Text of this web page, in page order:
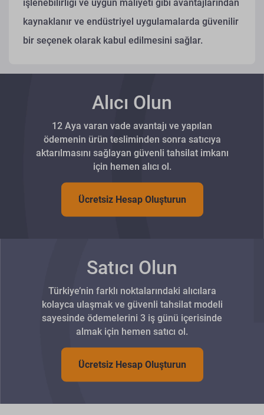
işlenebilirliği ve uygun maliyeti gibi avantajlarından
kaynaklanır ve endüstriyel uygulamalarda güvenilir
bir seçenek olarak kabul edilmesini sağlar.
Alıcı Olun
12 Aya varan vade avantajı ve yapılan
ödemenin ürün tesliminden sonra satıcıya
aktarılmasını sağlayan güvenli tahsilat imkanı
için hemen alıcı ol.
Ücretsiz Hesap Oluşturun
Satıcı Olun
Türkiye’nin farklı noktalarındaki alıcılara
kolayca ulaşmak ve güvenli tahsilat modeli
sayesinde ödemelerini 3 iş günü içerisinde
almak için hemen satıcı ol.
Ücretsiz Hesap Oluşturun